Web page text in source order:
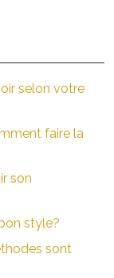
selon votre
faire la
son
style?
sont